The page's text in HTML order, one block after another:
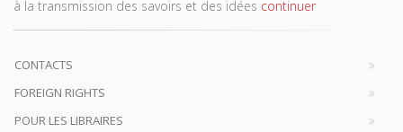
à la transmission des savoirs et des idées continuer
CONTACTS
FOREIGN RIGHTS
POUR LES LIBRAIRES